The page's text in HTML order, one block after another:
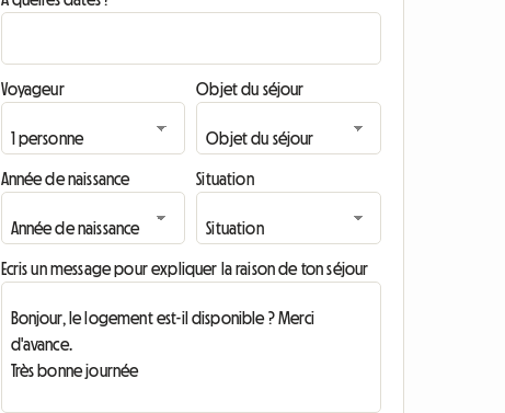
Voyageur Objet du séjour
Année de naissance Situation
Ecris un message pour expliquer la raison de ton séjour